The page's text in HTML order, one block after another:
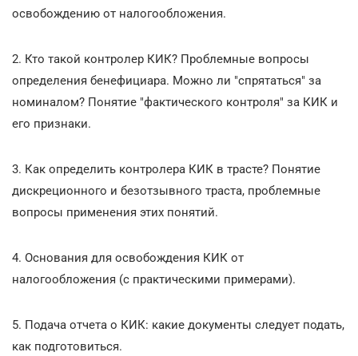
освобождению от налогообложения.
2. Кто такой контролер КИК? Проблемные вопросы
определения бенефициара. Можно ли "спрятаться" за
номиналом? Понятие "фактического контроля" за КИК и
его признаки.
3. Как определить контролера КИК в трасте? Понятие
дискреционного и безотзывного траста, проблемные
вопросы применения этих понятий.
4. Основания для освобождения КИК от
налогообложения (с практическими примерами).
5. Подача отчета о КИК: какие документы следует подать,
как подготовиться.